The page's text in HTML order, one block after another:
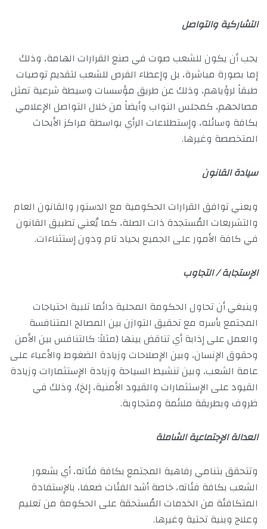
التشاركية والتواصل
يجب أن يكون للشعب صوت في صنع القرارات الهامة، وذلك
إما بصورة مباشرة، بل وإعطاء الفرص للشعب لتقديم توصيات
طبقاً لرؤياهم، وذلك عن طريق مؤسسات وسيطة شرعية تمثل
مصالحهم، كمجلس النواب وأيضاً من خلال التواصل الإعلامي
بكافة وسائله، وإستطلاعات الرأي بواسطة مراكز الأبحاث
المتخصصة وغيرها.
سيادة القانون
ويعني توافق القرارات الحكومية مع الدستور والقانون العام
والتشريعات المُستجدة ذات الصلة، كما يُعني تطبيق القانون
في كافة الأمور على الجميع بحياد تام ودون إستثناءات.
الإستجابة / التجاوب
وينبغي أن تحاول الحكومة المحلية دائما تلبية احتياجات
المجتمع بأسره مع تحقيق التوازن بين المصالح المتنافسة
والعمل على إذابة أي تناقض بينها (مثلاً: كالتنافس بين الأمن
وحقوق الإنسان، وبين الإصلاحات وزيادة الضغوط والأعباء على
عامة الشعب، وبين تنشيط السياحة وزيادة الإستثمارات وزيادة
القيود على الإستثمارات والقيود الأمنية، إلخ)، وذلك في
ظروف وبطريقة ملائمة ومتجاوبة.
العدالة الإجتماعية الشاملة
وتتحقق بتنامي رفاهية المجتمع بكافة فئاته، أي بشعور
الشعب بكافة فئاته، خاصة أشد الفئات ضعفا، بالإستفادة
المتكافئة من الخدمات المُستحقة على الحكومة من تعليم
وعلاج وبنية تحتية وغيرها.